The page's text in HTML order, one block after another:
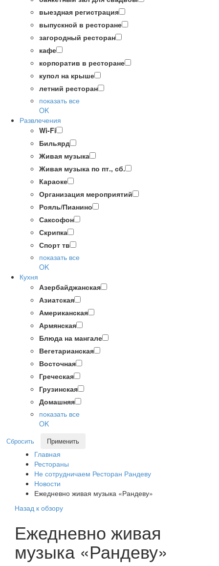
выездная регистрация
выпускной в ресторане
загородный ресторан
кафе
корпоратив в ресторане
купол на крыше
летний ресторан
показать все
OK
Развлечения
Wi-Fi
Бильярд
Живая музыка
Живая музыка по пт., сб.
Караоке
Организация мероприятий
Рояль/Пианино
Саксофон
Скрипка
Спорт тв
показать все
OK
Кухня
Азербайджанская
Азиатская
Американская
Армянская
Блюда на мангале
Вегетарианская
Восточная
Греческая
Грузинская
Домашняя
показать все
OK
Сбросить Применить
Главная
Рестораны
Не сотрудничаем Ресторан Рандеву
Новости
Ежедневно живая музыка «Рандеву»
Назад к обзору
Ежедневно живая
музыка «Рандеву»